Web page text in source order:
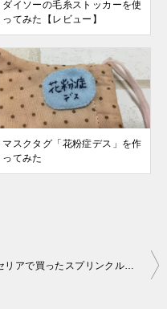
ダイソーの毛糸ストッカーを使
ってみた【レビュー】
マスクタグ「花粉症デス」を作
ってみた
セリアで買ったスプリンクルがかわいい